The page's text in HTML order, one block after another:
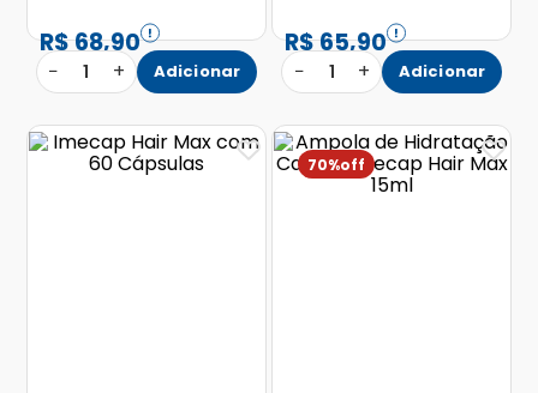
R$68,90
− 1 + Adicionar
R$65,90
− 1 + Adicionar
70%